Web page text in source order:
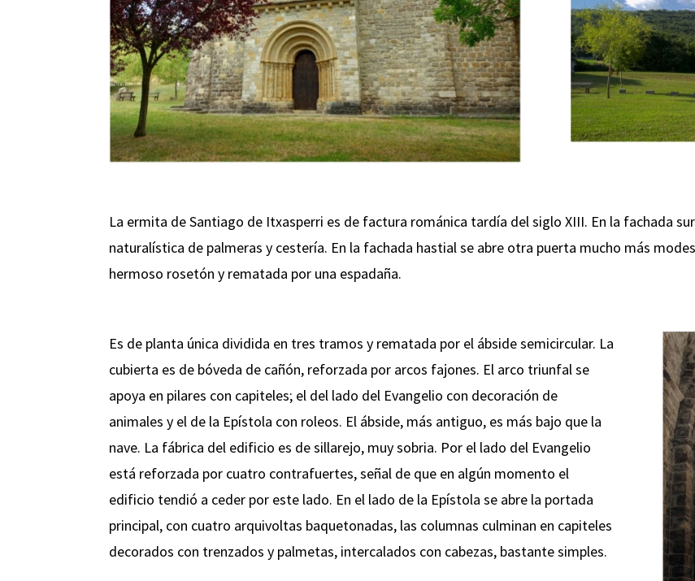
La ermita de Santiago de Itxasperri es de factura románica tardía del siglo XIII. En la fachada
naturalística de palmeras y cestería. En la fachada hastial se abre otra puerta mucho más
hermoso rosetón y rematada por una espadaña.
Es de planta única dividida en tres tramos y rematada por el ábside semicircular. La
cubierta es de bóveda de cañón, reforzada por arcos fajones. El arco triunfal se
apoya en pilares con capiteles; el del lado del Evangelio con decoración de
animales y el de la Epístola con roleos. El ábside, más antiguo, es más bajo que la
nave. La fábrica del edificio es de sillarejo, muy sobria. Por el lado del Evangelio
está reforzada por cuatro contrafuertes, señal de que en algún momento el
edificio tendió a ceder por este lado. En el lado de la Epístola se abre la portada
principal, con cuatro arquivoltas baquetonadas, las columnas culminan en capiteles
decorados con trenzados y palmetas, intercalados con cabezas, bastante simples.